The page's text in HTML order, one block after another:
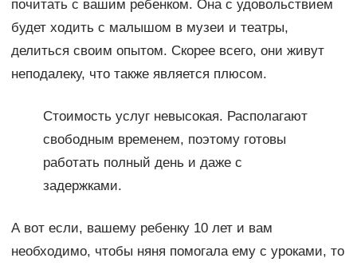
почитать с вашим ребенком. Она с удовольствием
будет ходить с малышом в музеи и театры,
делиться своим опытом. Скорее всего, они живут
неподалеку, что также является плюсом.
Стоимость услуг невысокая. Располагают
свободным временем, поэтому готовы
работать полный день и даже с
задержками.
А вот если, вашему ребенку 10 лет и вам
необходимо, чтобы няня помогала ему с уроками, то